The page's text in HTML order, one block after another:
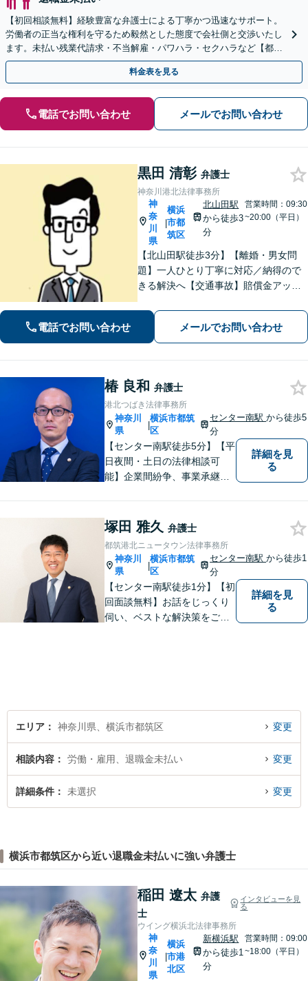
【初回相談無料】経験豊富な弁護士による丁寧かつ迅速なサポート。
労働者の正当な権利を守るため毅然とした態度で会社側と交渉いたし
ます。未払い残業代請求・不当解雇・パワハラ・セクハラなど【都庁
前駅直結】【複数拠点あり】
料金表を見る
電話でお問い合わせ メールでお問い合わせ
黒田 清彰 弁護士
神奈川港北法律事務所
神
奈
川
県
|
横浜
市都
筑区
北山田駅
から徒歩3
分
営業時間：09:30
~20:00（平日）
【北山田駅徒歩3分】【離婚・男女問
題】一人ひとり丁寧に対応／納得ので
きる解決へ【交通事故】賠償金アップ
手続きはお任せ【借金・債務整理】手
続きはもちろん、再発防止策や今後の
生活のフォローも行います。
電話でお問い合わせ メールでお問い合わせ
椿 良和 弁護士
港北つばき法律事務所
神奈川
県
|
横浜市都筑
区
センター南駅から徒歩5
分
【センター南駅徒歩5分】【平
日夜間・土日の法律相談可
能】企業間紛争、事業承継・
中傷・プライバシー・著作権
被害、いじめ、離婚・相続、
不動産に関わる紛争その他の
個人法務まで幅広い分野の対
応が可能です。
詳細を見
る
塚田 雅久 弁護士
都筑港北ニュータウン法律事務所
神奈川
県
|
横浜市都筑
区
センター南駅から徒歩1
分
【センター南駅徒歩1分】【初
回面談無料】お話をじっくり
伺い、ベストな解決策をご一
気軽にご相談頂ければと思い
ます。
詳細を見
る
エリア 神奈川県、横浜市都筑区 変更
相談内容 労働・雇用、退職金未払い 変更
詳細条件 未選択 変更
横浜市都筑区から近い退職金未払いに強い弁護士
稲田 遼太 弁護
士
インタビューを見
る
ウイング横浜北法律事務所
神
奈
川
県
|
横浜
市港
北区
新横浜駅
から徒歩1
分
営業時間：09:00
~18:00（平日）